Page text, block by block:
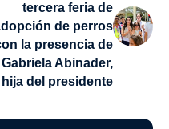
tercera feria de
de perros
la presencia de
Gabriela Abinader,
hija del presidente